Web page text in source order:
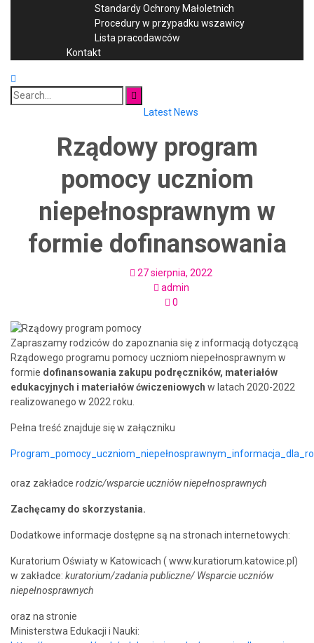
Standardy Ochrony Małoletnich
Procedury w przypadku wszawicy
Lista pracodawców
Kontakt
Search
for:
Latest News
Rządowy program
pomocy uczniom
niepełnosprawnym w
formie dofinansowania
27 sierpnia, 2022
admin
0
Zapraszamy rodziców do zapoznania się z informacją dotyczącą
Rządowego programu pomocy uczniom niepełnosprawnym w
formie dofinansowania zakupu podręczników, materiałów
edukacyjnych i materiałów ćwiczeniowych w latach 2020-2022
realizowanego w 2022 roku.
Pełna treść znajduje się w załączniku
oraz zakładce rodzic/wsparcie uczniów niepełnosprawnych
Zachęcamy do skorzystania.
Dodatkowe informacje dostępne są na stronach internetowych:
Kuratorium Oświaty w Katowicach ( www.kuratiorum.katowice.pl )
w zakładce: kuratorium/zadania publiczne/ Wsparcie uczniów
niepełnosprawnych
oraz na stronie
Ministerstwa Edukacji i Nauki: